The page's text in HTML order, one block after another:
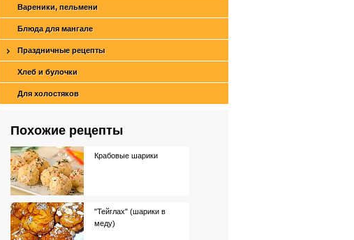
Вареники, пельмени
Блюда для мангале
Праздничные рецепты
Хлеб и булочки
Для холостяков
Похожие рецепты
Крабовые шарики
"Тейглах" (шарики в
меду)